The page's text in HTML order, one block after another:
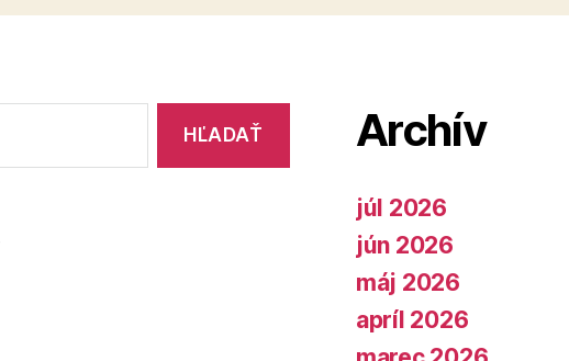
Archív
júl 2026
jún 2026
máj 2026
apríl 2026